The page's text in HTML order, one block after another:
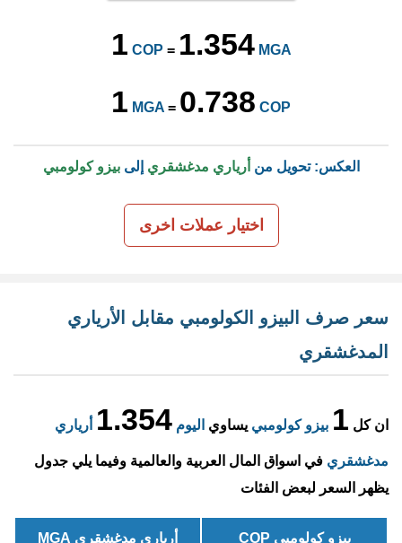
1 COP = 1.354 MGA
1 MGA = 0.738 COP
العكس: تحويل من أرياري مدغشقري إلىبيزو كولومبي
اختيار عملات اخرى
سعر صرف البيزو الكولومبي مقابل الأرياري
المدغشقري
ان كل 1 بيزو كولومبي يساوي اليوم 1.354 أرياري
مدغشقري في اسواق المال العربية والعالمية وفيما يلي جدول
يظهر السعر لبعض الفئات
بيزو كولومبي COP أرياري مدغشقري MGA